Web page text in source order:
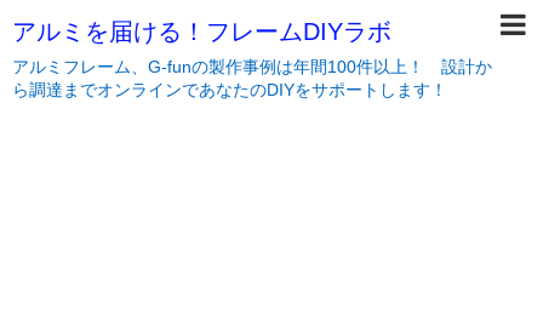
アルミを届ける！フレームDIYラボ
アルミフレーム、G-funの製作事例は年間100件以上！ 設計か
ら調達までオンラインであなたのDIYをサポートします！